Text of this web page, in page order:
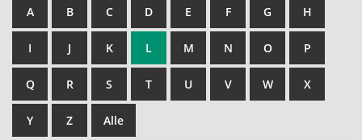
A B C D E F G H
I J K L M N O P
Q R S T U V W X
Y Z Alle